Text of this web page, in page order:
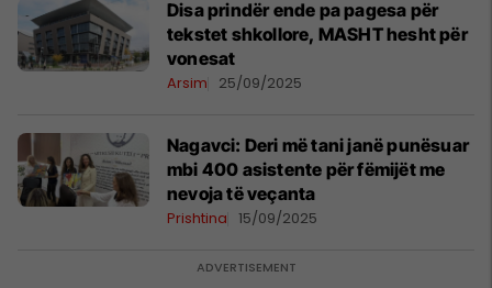
Disa prindër ende pa pagesa për
tekstet shkollore, MASHT hesht për
vonesat
Arsim 25/09/2025
Nagavci: Deri më tani janë punësuar
mbi 400 asistente për fëmijët me
nevoja të veçanta
Prishtina 15/09/2025